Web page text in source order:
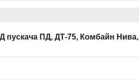
пускача ПД, ДТ-75, Комбайн Нива,